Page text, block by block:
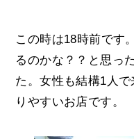
この時は18時前です
るのかな？？と思っ
た。女性も結構1人
りやすいお店です。